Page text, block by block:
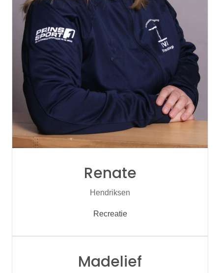
Renate
Hendriksen
Recreatie
Madelief